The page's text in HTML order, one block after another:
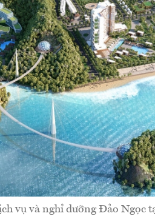
vụ và nghỉ dưỡng Đảo Ngọc